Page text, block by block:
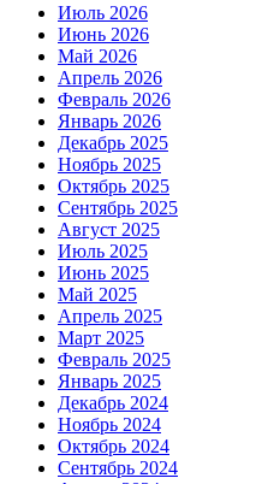
Июль 2026
Июнь 2026
Май 2026
Апрель 2026
Февраль 2026
Январь 2026
Декабрь 2025
Ноябрь 2025
Октябрь 2025
Сентябрь 2025
Август 2025
Июль 2025
Июнь 2025
Май 2025
Апрель 2025
Март 2025
Февраль 2025
Январь 2025
Декабрь 2024
Ноябрь 2024
Октябрь 2024
Сентябрь 2024